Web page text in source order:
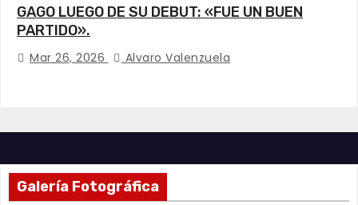
GAGO LUEGO DE SU DEBUT: «FUE UN BUEN
PARTIDO».
Mar 26, 2026 Alvaro Valenzuela
Galería Fotográfica